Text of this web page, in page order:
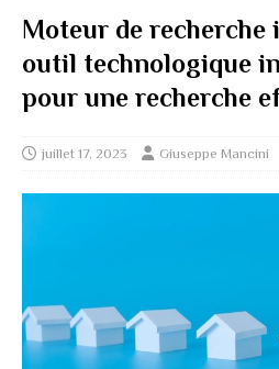
Moteur de recherche
outil technologique
pour une recherche
juillet 17, 2023 Giuseppe Mancini